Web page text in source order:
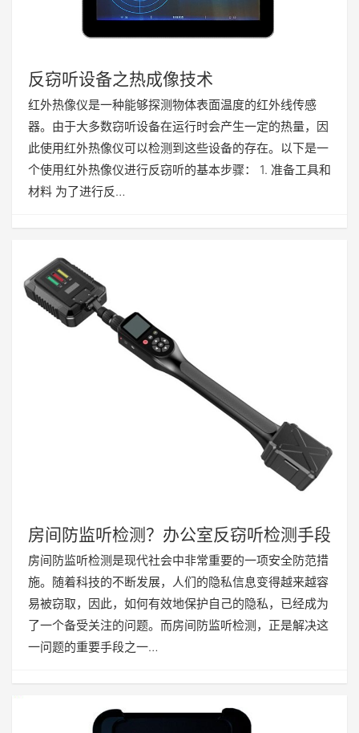
反窃听设备之热成像技术
红外热像仪是一种能够探测物体表面温度的红外线传感
器。由于大多数窃听设备在运行时会产生一定的热量，因
此使用红外热像仪可以检测到这些设备的存在。以下是一
个使用红外热像仪进行反窃听的基本步骤： 1. 准备工具和
材料 为了进行反…
房间防监听检测？办公室反窃听检测手段
房间防监听检测是现代社会中非常重要的一项安全防范措
施。随着科技的不断发展，人们的隐私信息变得越来越容
易被窃取，因此，如何有效地保护自己的隐私，已经成为
了一个备受关注的问题。而房间防监听检测，正是解决这
一问题的重要手段之一…